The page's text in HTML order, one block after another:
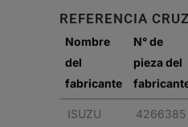
REFERENCIA
Nombre
del
fabricante
N° de
pieza del
ISUZU 4266385